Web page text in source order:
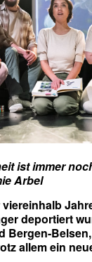
ist immer
Arbel
deportiert
Bergen-
allem ein